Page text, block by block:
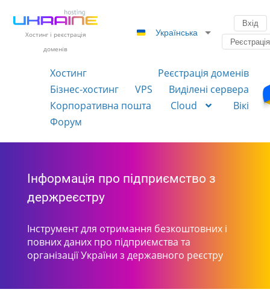
Хостинг і реєстрація
доменів
Українська
Вхід
Реєстрація
Хостинг
Реєстрація доменів
Бізнес-хостинг
VPS
Виділені сервера
Корпоративна пошта
Cloud
Вікі
Форум
Інформація про підприємство з
держреєстру
Інструмент для отримання безкоштовних і
повних даних про підприємства та
організації України з державного реєстру